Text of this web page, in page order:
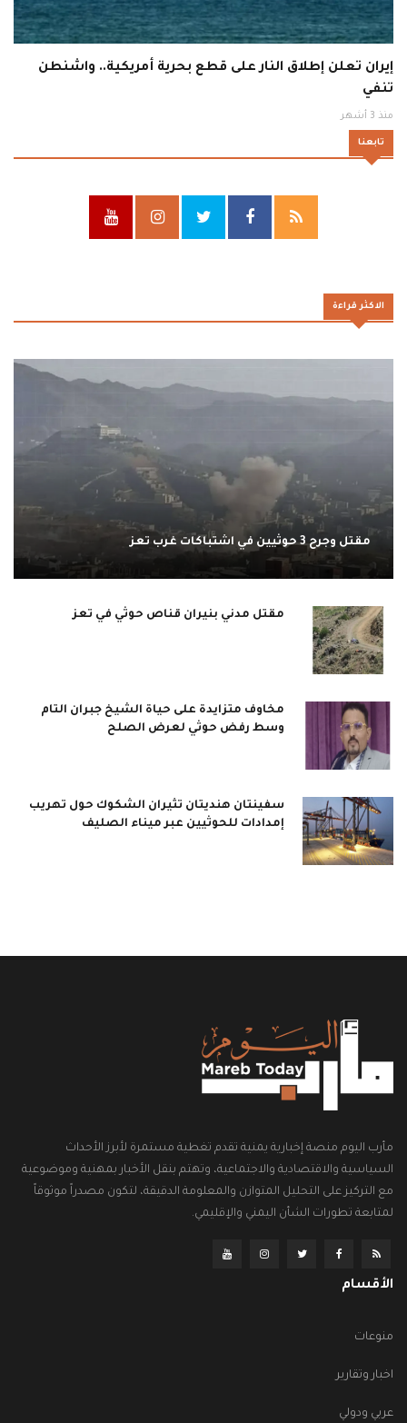
إيران تعلن إطلاق النار على قطع بحرية أمريكية.. واشنطن
تنفي
منذ 3 أشهر
تابعنا
الاكثر قراءة
مقتل وجرح 3 حوثيين في اشتباكات غرب تعز
مقتل مدني بنيران قناص حوثي في تعز
مخاوف متزايدة على حياة الشيخ جبران التام
وسط رفض حوثي لعرض الصلح
سفينتان هنديتان تثيران الشكوك حول تهريب
إمدادات للحوثيين عبر ميناء الصليف
مأرب اليوم منصة إخبارية يمنية تقدم تغطية مستمرة لأبرز الأحداث
السياسية والاقتصادية والاجتماعية، وتهتم بنقل الأخبار بمهنية وموضوعية
مع التركيز على التحليل المتوازن والمعلومة الدقيقة، لتكون مصدراً موثوقاً
لمتابعة تطورات الشأن اليمني والإقليمي.
الأقسام
منوعات
اخبار وتقارير
عربي ودولي